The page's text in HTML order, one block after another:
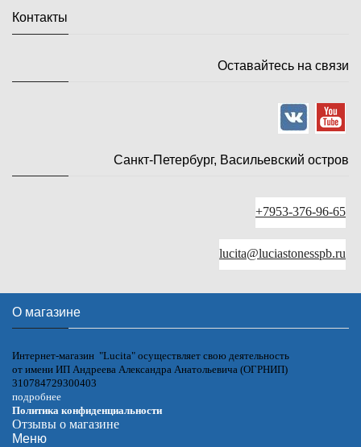
Контакты
Оставайтесь на связи
Санкт-Петербург, Васильевский остров
+7953-376-96-65
lucita@luciastonesspb.ru
О магазине
Интернет-магазин "Lucita" осуществляет свою деятельность
от имени ИП Андреева Александра Анатольевича (ОГРНИП)
310784729300403
подробнее
Политика конфиденциальности
Отзывы о магазине
Меню